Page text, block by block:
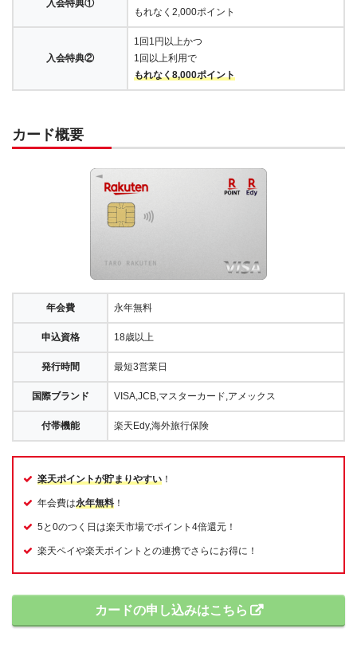
入会特典①
もれなく2,000ポイント
入会特典②
1回1円以上かつ
1回以上利用で
もれなく8,000ポイント
カード概要
年会費 永年無料
申込資格 18歳以上
発行時間 最短3営業日
国際ブランド VISA,JCB,マスターカード,アメックス
付帯機能 楽天Edy,海外旅行保険
楽天ポイントが貯まりやすい ！
年会費は永年無料 ！
5と0のつく日は楽天市場でポイント4倍還元！
楽天ペイや楽天ポイントとの連携でさらにお得に！
カードの申し込みはこちら